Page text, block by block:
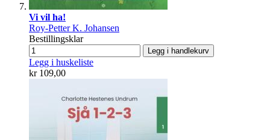
Vi vil ha!
Roy-Petter K. Johansen
Bestillingsklar
Legg i handlekurv
Legg i huskeliste
kr 109,00